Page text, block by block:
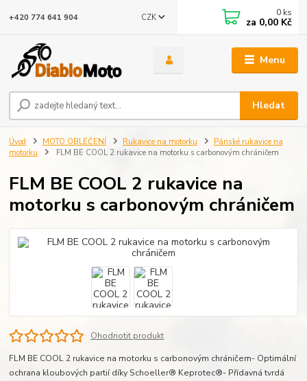
Menu
CZK
Hledat
+420 774 641 904 0 ks
za 0,00 Kč
Úvod MOTO OBLEČENÍ Rukavice na motorku
Pánské rukavice na
motorku
FLM BE COOL 2 rukavice na motorku s carbonovým chráničem
FLM BE COOL 2 rukavice na
motorku s carbonovým chráničem
Ohodnotit produkt
FLM BE COOL 2 rukavice na motorku s carbonovým chráničem- Optimální
ochrana kloubových partií díky Schoeller® Keprotec®- Přídavná tvrdá